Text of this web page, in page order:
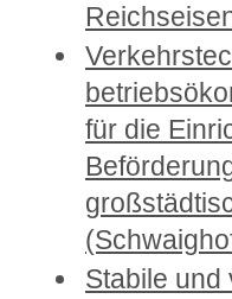
für die
Stabile und